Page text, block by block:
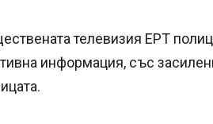
телевизия ЕРТ
информация, със